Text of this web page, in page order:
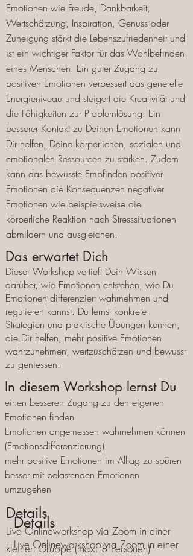
Emotionen wie Freude, Dankbarkeit,
Wertschätzung, Inspiration, Genuss oder
Zuneigung stärkt die Lebenszufriedenheit und
ist ein wichtiger Faktor für das Wohlbefinden
eines Menschen. Ein guter Zugang zu
positiven Emotionen verbessert das generelle
Energieniveau und steigert die Kreativität und
die Fähigkeiten zur Problemlösung. Ein
besserer Kontakt zu Deinen Emotionen kann
Dir helfen, Deine körperlichen, sozialen und
emotionalen Ressourcen zu stärken. Zudem
kann das bewusste Empfinden positiver
Emotionen die Konsequenzen negativer
Emotionen wie beispielsweise die
körperliche Reaktion nach Stresssituationen
abmildern und ausgleichen.
Das erwartet Dich
Dieser Workshop vertieft Dein Wissen
darüber, wie Emotionen entstehen, wie Du
Emotionen differenziert wahrnehmen und
regulieren kannst. Du lernst konkrete
Strategien und praktische Übungen kennen,
die Dir helfen, mehr positive Emotionen
wahrzunehmen, wertzuschätzen und bewusst
zu geniessen.
In diesem Workshop lernst Du
einen besseren Zugang zu den eigenen
Emotionen finden
Emotionen angemessen wahrnehmen können
(Emotionsdifferenzierung)
mehr positive Emotionen im Alltag zu spüren
besser mit belastenden Emotionen
umzugehen
Details
Live Onlineworkshop via Zoom in einer
kleinen Gruppe (max. 8 Personen)
Details
Live Onlineworkshop via Zoom in einer